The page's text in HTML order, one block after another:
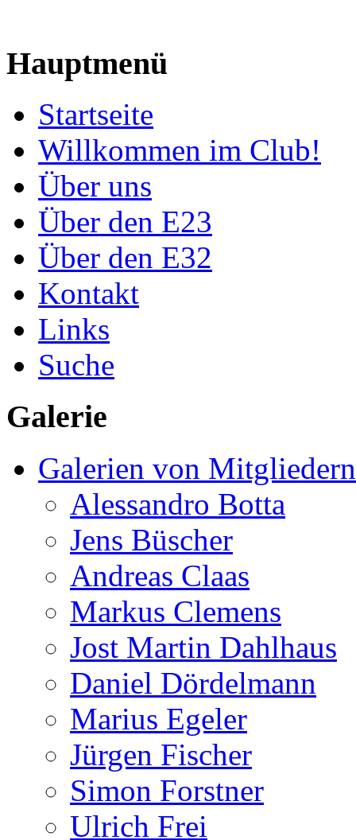
Hauptmenü
Startseite
Willkommen im Club!
Über uns
Über den E23
Über den E32
Kontakt
Links
Suche
Galerie
Galerien von Mitgliedern
Alessandro Botta
Jens Büscher
Andreas Claas
Markus Clemens
Jost Martin Dahlhaus
Daniel Dördelmann
Marius Egeler
Jürgen Fischer
Simon Forstner
Ulrich Frei